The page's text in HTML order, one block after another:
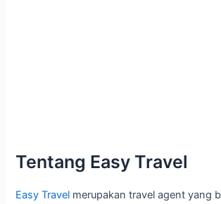
Tentang Easy Travel
Easy Travel merupakan travel agent yang